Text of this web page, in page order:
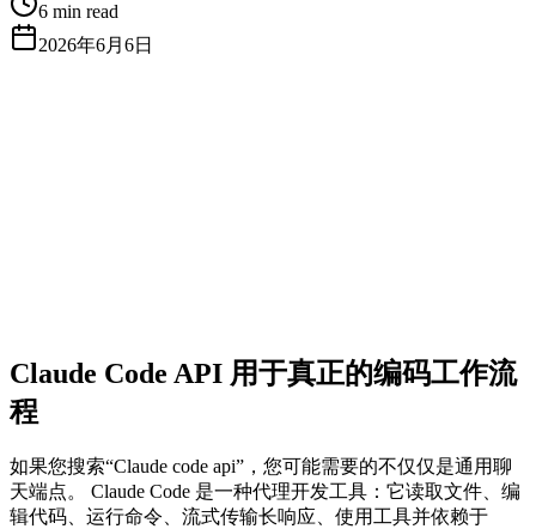
6 min read
2026年6月6日
Claude Code API 用于真正的编码工作流
程
如果您搜索“Claude code api”，您可能需要的不仅仅是通用聊
天端点。 Claude Code 是一种代理开发工具：它读取文件、编
辑代码、运行命令、流式传输长响应、使用工具并依赖于